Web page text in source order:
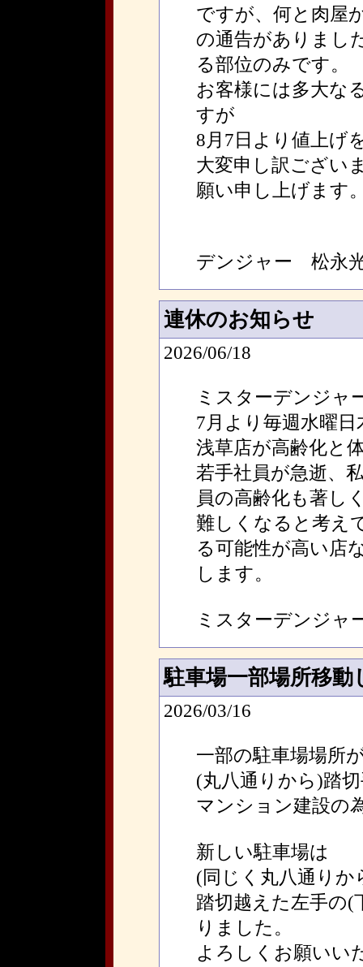
ですが、何と肉屋
の通告がありまし
る部位のみです。
お客様には多大な
すが
8月7日より値上げ
大変申し訳ござい
願い申し上げます
デンジャー 松永
連休のお知らせ
2026/06/18
ミスターデンジャ
7月より毎週水曜
浅草店が高齢化と
若手社員が急逝、
員の高齢化も著し
難しくなると考え
る可能性が高い店
します。
ミスターデンジ
駐車場一部場所移動
2026/03/16
一部の駐車場場所
(丸八通りから)踏
マンション建設の
新しい駐車場は
(同じく丸八通りか
踏切越えた左手の(
りました。
よろしくお願いい